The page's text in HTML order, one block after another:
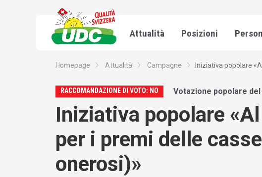
Attualità Posizioni
Homepage Attualità Campagne Iniziativa popolare
RACCOMANDAZIONE DI VOTO: NO Votazione popolare del
Iniziativa popolare
per i premi delle
onerosi)»